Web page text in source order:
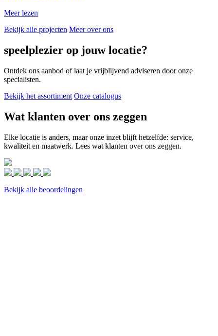
Meer lezen
Bekijk alle projecten Meer over ons
speelplezier op jouw locatie?
Ontdek ons aanbod of laat je vrijblijvend adviseren door onze
specialisten.
Bekijk het assortiment Onze catalogus
Wat klanten over ons zeggen
Elke locatie is anders, maar onze inzet blijft hetzelfde: service,
kwaliteit en maatwerk. Lees wat klanten over ons zeggen.
Bekijk alle beoordelingen